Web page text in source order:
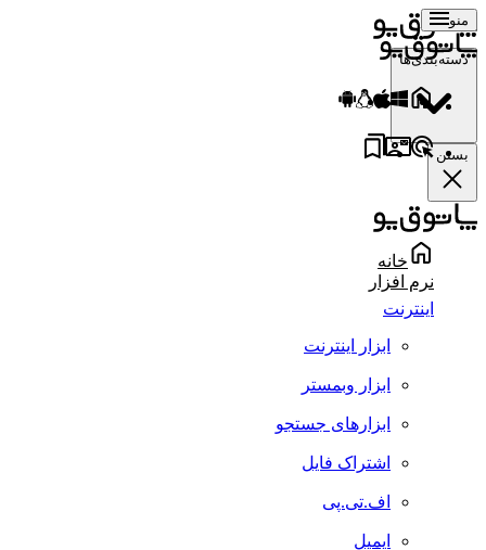
منو
دسته‌بندی‌ها
بستن
خانه
نرم افزار
اینترنت
ابزار اینترنت
ابزار وبمستر
ابزارهای جستجو
اشتراک فایل
اف.تی.پی
ایمیل